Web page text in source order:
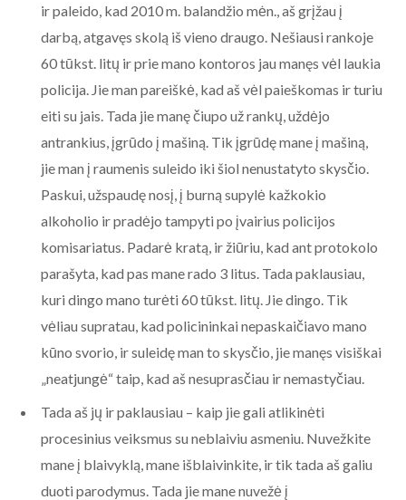
ir paleido, kad 2010 m. balandžio mėn., aš grįžau į
darbą, atgavęs skolą iš vieno draugo. Nešiausi rankoje
60 tūkst. litų ir prie mano kontoros jau manęs vėl laukia
policija. Jie man pareiškė, kad aš vėl paieškomas ir turiu
eiti su jais. Tada jie manę čiupo už rankų, uždėjo
antrankius, įgrūdo į mašiną. Tik įgrūdę mane į mašiną,
jie man į raumenis suleido iki šiol nenustatyto skysčio.
Paskui, užspaudę nosį, į burną supylė kažkokio
alkoholio ir pradėjo tampyti po įvairius policijos
komisariatus. Padarė kratą, ir žiūriu, kad ant protokolo
parašyta, kad pas mane rado 3 litus. Tada paklausiau,
kuri dingo mano turėti 60 tūkst. litų. Jie dingo. Tik
vėliau supratau, kad policininkai nepaskaičiavo mano
kūno svorio, ir suleidę man to skysčio, jie manęs visiškai
„neatjungė“ taip, kad aš nesuprasčiau ir nemastyčiau.
Tada aš jų ir paklausiau – kaip jie gali atlikinėti
procesinius veiksmus su neblaiviu asmeniu. Nuvežkite
mane į blaivyklą, mane išblaivinkite, ir tik tada aš galiu
duoti parodymus. Tada jie mane nuvežė į